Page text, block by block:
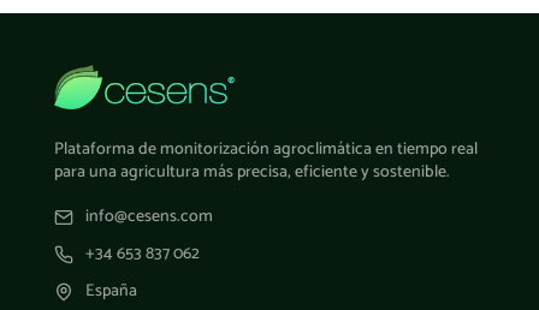
Plataforma de monitorización agroclimática en tiempo real
para una agricultura más precisa, eficiente y sostenible.
info@cesens.com
+34 653 837 062
España